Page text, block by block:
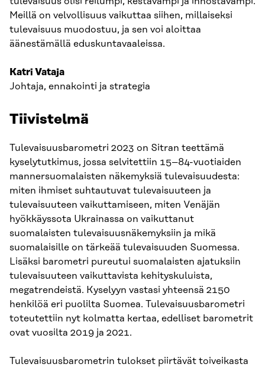
Meillä on velvollisuus vaikuttaa siihen, millaiseksi
tulevaisuus muodostuu, ja sen voi aloittaa
äänestämällä eduskuntavaaleissa.
Katri Vataja
Johtaja, ennakointi ja strategia
Tiivistelmä
Tulevaisuusbarometri 2023 on Sitran teettämä
kyselytutkimus, jossa selvitettiin 15–84-vuotiaiden
mannersuomalaisten näkemyksiä tulevaisuudesta:
miten ihmiset suhtautuvat tulevaisuuteen ja
tulevaisuuteen vaikuttamiseen, miten Venäjän
hyökkäyssota Ukrainassa on vaikuttanut
suomalaisten tulevaisuusnäkemyksiin ja mikä
suomalaisille on tärkeää tulevaisuuden Suomessa.
Lisäksi barometri pureutui suomalaisten ajatuksiin
tulevaisuuteen vaikuttavista kehityskuluista,
megatrendeistä. Kyselyyn vastasi yhteensä 2150
henkilöä eri puolilta Suomea. Tulevaisuusbarometri
toteutettiin nyt kolmatta kertaa, edelliset barometrit
ovat vuosilta 2019 ja 2021.
Tulevaisuusbarometrin tulokset piirtävät toiveikasta